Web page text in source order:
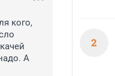
кого,
А
2